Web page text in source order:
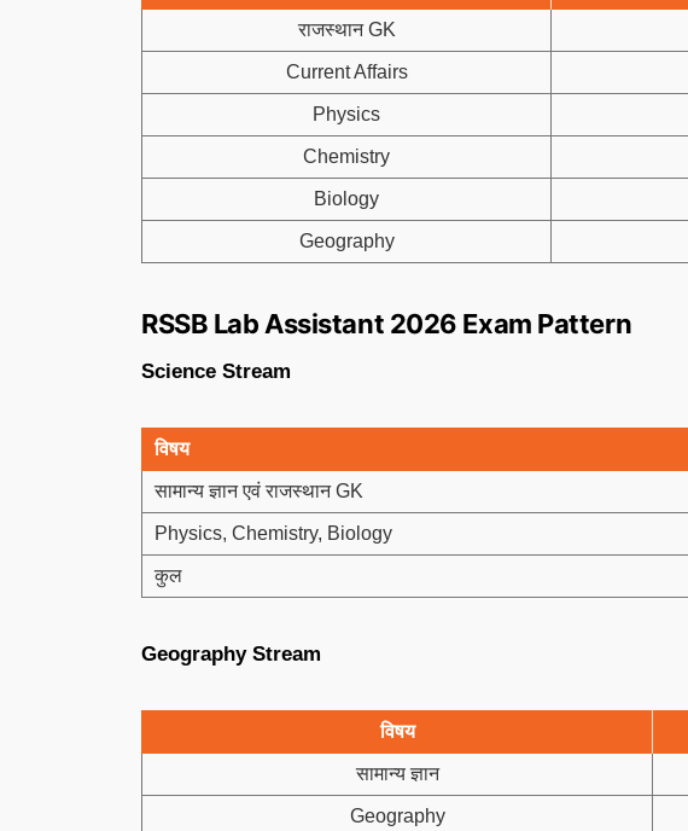
राजस्थान GK
Current Affairs
Physics
Chemistry
Biology
Geography
RSSB Lab Assistant 2026 Exam Pattern
Science Stream
विषय
सामान्य ज्ञान एवं राजस्थान GK
Physics, Chemistry, Biology
कुल
Geography Stream
विषय
सामान्य ज्ञान
Geography